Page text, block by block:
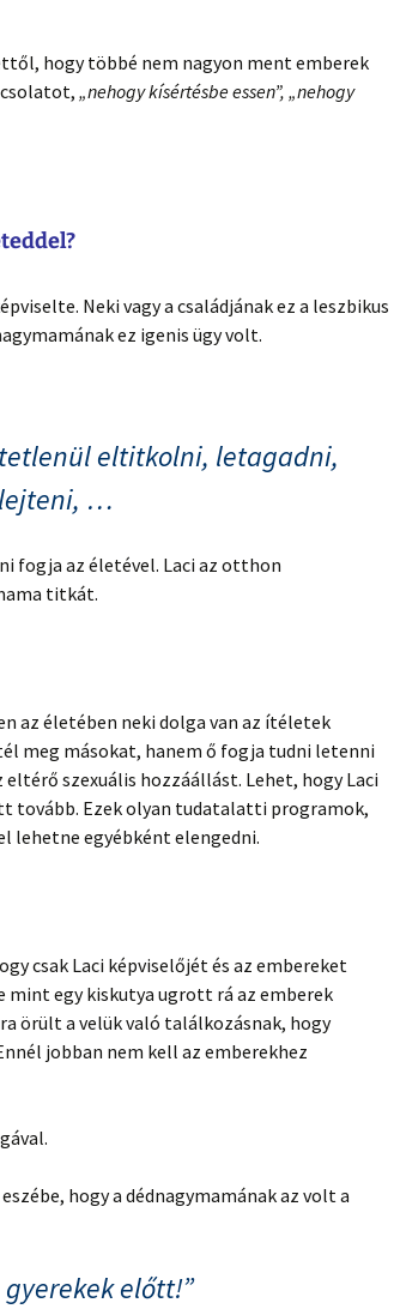
hogy többé nem nagyon ment emberek
„nehogy kísértésbe essen”, „nehogy
Neki vagy a családjának ez a leszbikus
ez igenis ügy volt.
eltitkolni, letagadni,
…
fogja az életével. Laci az otthon
titkát.
az életében neki dolga van az ítéletek
meg másokat, hanem ő fogja tudni letenni
szexuális hozzáállást. Lehet, hogy Laci
tovább. Ezek olyan tudatalatti programok,
lehetne egyébként elengedni.
csak Laci képviselőjét és az embereket
egy kiskutya ugrott rá az emberek
örült a velük való találkozásnak, hogy
jobban nem kell az emberekhez
hogy a dédnagymamának az volt a
gyerekek előtt!”